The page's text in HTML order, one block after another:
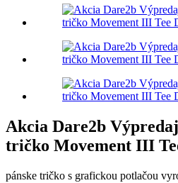
Akcia Dare2b
tričko Movement III
pánske tričko s grafickou potlačou